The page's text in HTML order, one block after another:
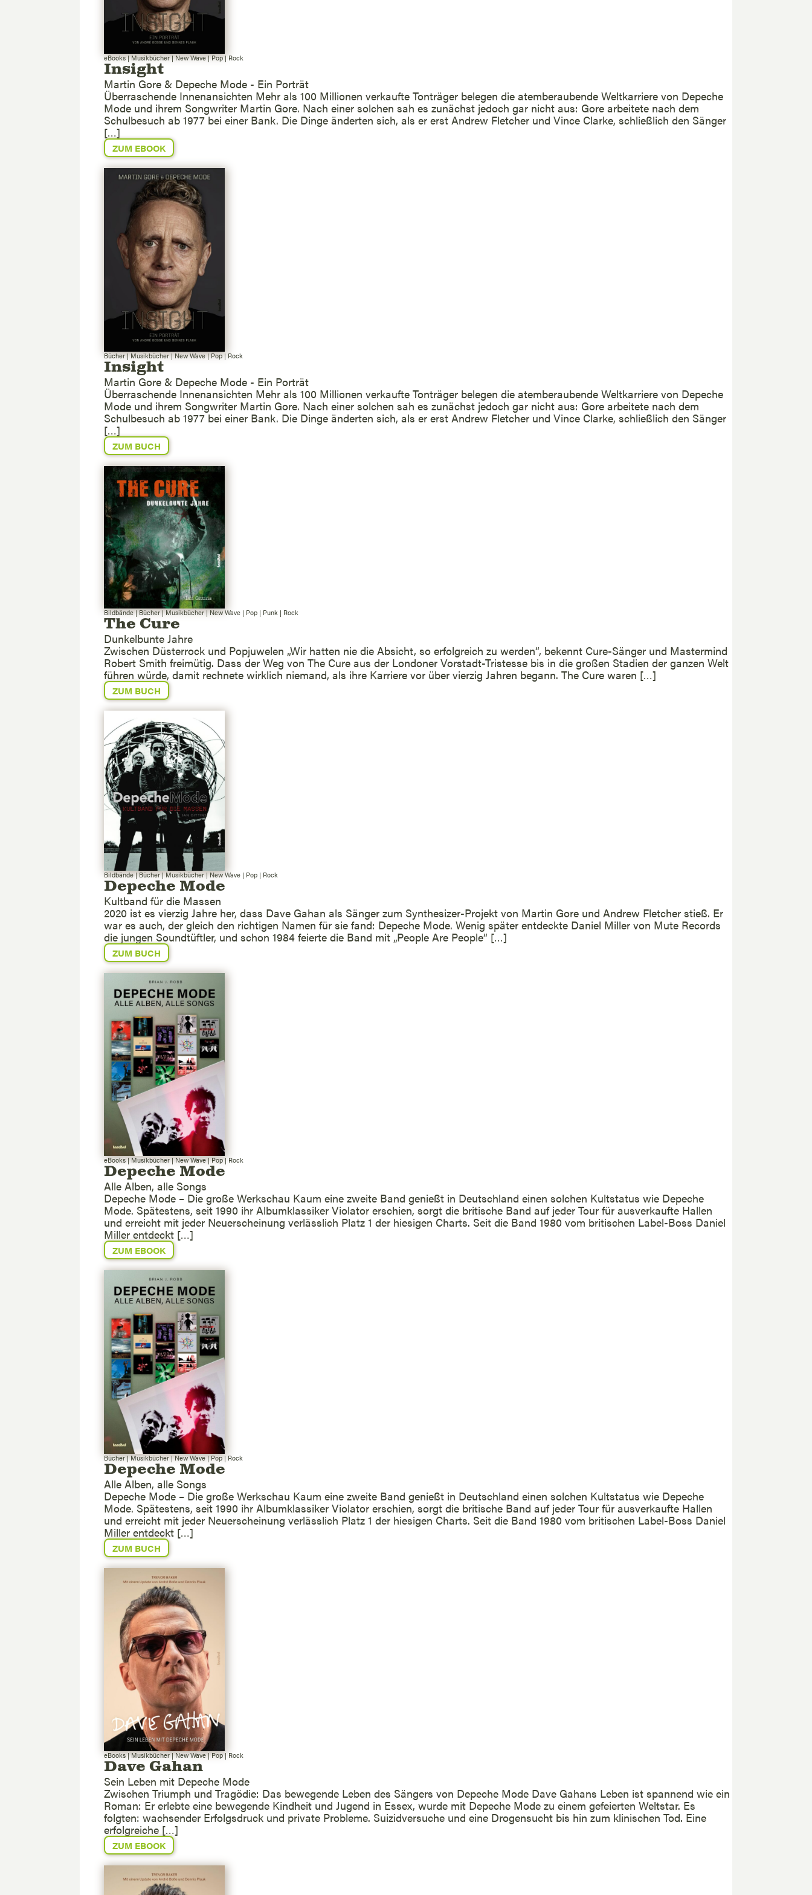
eBooks|Musikbücher|New Wave|Pop| Rock
Insight
Martin Gore & Depeche Mode - Ein Porträt
Überraschende Innenansichten Mehr als 100 Millionen verkaufte Tonträger belegen die atemberaubende Weltkarriere von Depeche
Mode und ihrem Songwriter Martin Gore. Nach einer solchen sah es zunächst jedoch gar nicht aus: Gore arbeitete nach dem
Schulbesuch ab 1977 bei einer Bank. Die Dinge änderten sich, als er erst Andrew Fletcher und Vince Clarke, schließlich den Sänger
[…]
ZUM EBOOK
Bücher|Musikbücher|New Wave|Pop| Rock
Insight
Martin Gore & Depeche Mode - Ein Porträt
Überraschende Innenansichten Mehr als 100 Millionen verkaufte Tonträger belegen die atemberaubende Weltkarriere von Depeche
Mode und ihrem Songwriter Martin Gore. Nach einer solchen sah es zunächst jedoch gar nicht aus: Gore arbeitete nach dem
Schulbesuch ab 1977 bei einer Bank. Die Dinge änderten sich, als er erst Andrew Fletcher und Vince Clarke, schließlich den Sänger
[…]
ZUM BUCH
Bildbände|Bücher|Musikbücher|New Wave | Pop | Punk | Rock
The Cure
Dunkelbunte Jahre
Zwischen Düsterrock und Popjuwelen „Wir hatten nie die Absicht, so erfolgreich zu werden“, bekennt Cure-Sänger und Mastermind
Robert Smith freimütig. Dass der Weg von The Cure aus der Londoner Vorstadt-Tristesse bis in die großen Stadien der ganzen Welt
führen würde, damit rechnete wirklich niemand, als ihre Karriere vor über vierzig Jahren begann. The Cure waren […]
ZUM BUCH
Bildbände|Bücher|Musikbücher|New Wave | Pop | Rock
Depeche Mode
Kultband für die Massen
2020 ist es vierzig Jahre her, dass Dave Gahan als Sänger zum Synthesizer-Projekt von Martin Gore und Andrew Fletcher stieß. Er
war es auch, der gleich den richtigen Namen für sie fand: Depeche Mode. Wenig später entdeckte Daniel Miller von Mute Records
die jungen Soundtüftler, und schon 1984 feierte die Band mit „People Are People“ […]
ZUM BUCH
eBooks|Musikbücher|New Wave|Pop| Rock
Depeche Mode
Alle Alben, alle Songs
Depeche Mode – Die große Werkschau Kaum eine zweite Band genießt in Deutschland einen solchen Kultstatus wie Depeche
Mode. Spätestens, seit 1990 ihr Albumklassiker Violator erschien, sorgt die britische Band auf jeder Tour für ausverkaufte Hallen
und erreicht mit jeder Neuerscheinung verlässlich Platz 1 der hiesigen Charts. Seit die Band 1980 vom britischen Label-Boss Daniel
Miller entdeckt […]
ZUM EBOOK
Bücher|Musikbücher|New Wave|Pop|Rock
Depeche Mode
Alle Alben, alle Songs
Depeche Mode – Die große Werkschau Kaum eine zweite Band genießt in Deutschland einen solchen Kultstatus wie Depeche
Mode. Spätestens, seit 1990 ihr Albumklassiker Violator erschien, sorgt die britische Band auf jeder Tour für ausverkaufte Hallen
und erreicht mit jeder Neuerscheinung verlässlich Platz 1 der hiesigen Charts. Seit die Band 1980 vom britischen Label-Boss Daniel
Miller entdeckt […]
ZUM BUCH
eBooks|Musikbücher|New Wave|Pop| Rock
Dave Gahan
Sein Leben mit Depeche Mode
Zwischen Triumph und Tragödie: Das bewegende Leben des Sängers von Depeche Mode Dave Gahans Leben ist spannend wie ein
Roman: Er erlebte eine bewegende Kindheit und Jugend in Essex, wurde mit Depeche Mode zu einem gefeierten Weltstar. Es
folgten: wachsender Erfolgsdruck und private Probleme. Suizidversuche und eine Drogensucht bis hin zum klinischen Tod. Eine
erfolgreiche […]
ZUM EBOOK